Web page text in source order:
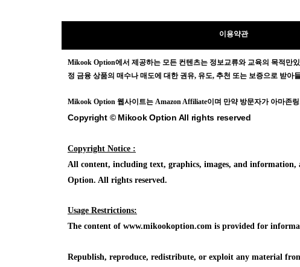
이용약관
Mikook Option에서 제공하는 모든 컨텐츠는 정보교류와 교육의 목적만
정 금융 상품의 매수나 매도에 대한 권유, 유도, 추천 또는 보증으로 받
Mikook Option 웹사이트는 Amazon Affiliate이며 만약 방문자가 아마존
Copyright © Mikook Option All rights reserved
Copyright Notice :
All content, including text, graphics, images, and
Option. All rights reserved.
Usage Restrictions:
The content of www.mikookoption.com is provided for
Republish, reproduce, redistribute, or exploit any material